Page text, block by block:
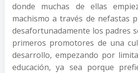
donde muchas de ellas
machismo a través de nefastas
desafortunadamente los padres
primeros promotores de una
desarrollo, empezando por
educación, ya sea porque